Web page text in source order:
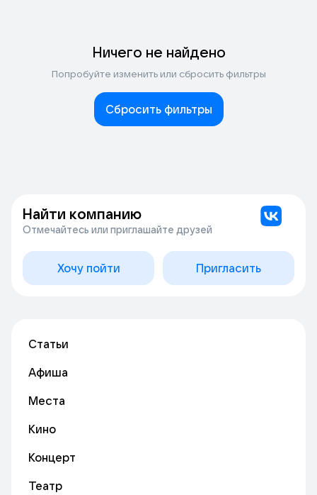
Ничего не найдено
Попробуйте изменить или сбросить фильтры
Сбросить фильтры
Найти компанию
Отмечайтесь или приглашайте друзей
Хочу пойти Пригласить
Статьи
Афиша
Места
Кино
Концерт
Театр